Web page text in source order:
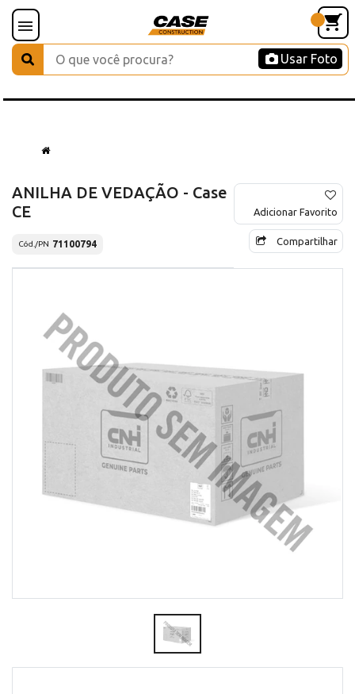
Usar Foto
ANILHA DE VEDAÇÃO - Case
CE
Cód./PN 71100794
Adicionar Favorito
Compartilhar